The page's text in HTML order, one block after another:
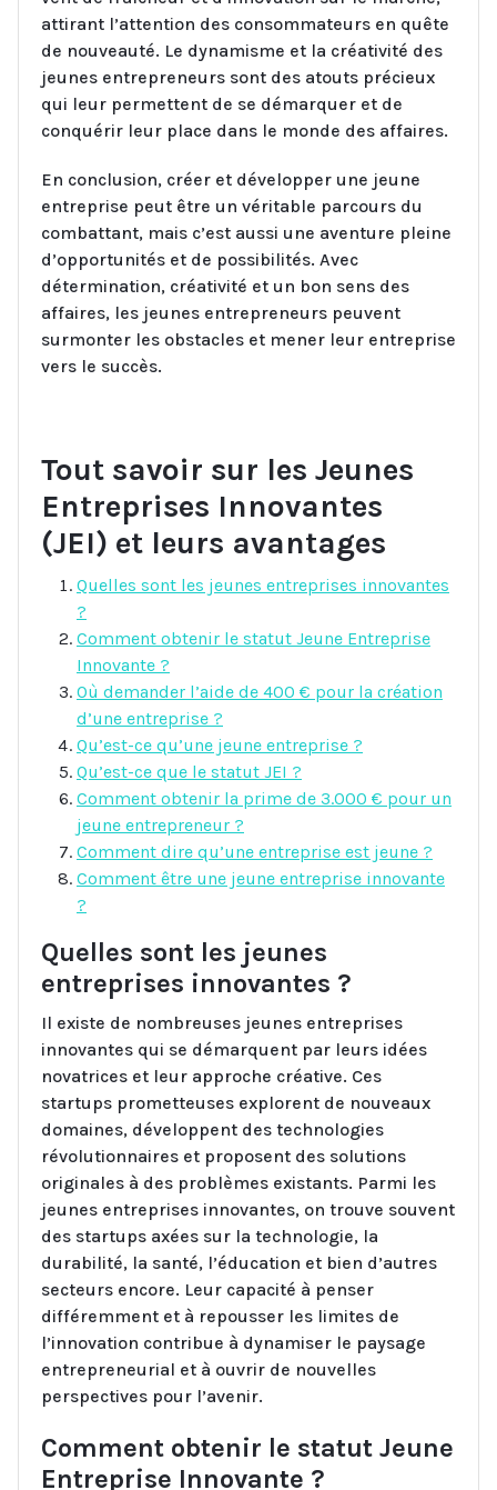
attirant l’attention des consommateurs en quête
de nouveauté. Le dynamisme et la créativité des
jeunes entrepreneurs sont des atouts précieux
qui leur permettent de se démarquer et de
conquérir leur place dans le monde des affaires.
En conclusion, créer et développer une jeune
entreprise peut être un véritable parcours du
combattant, mais c’est aussi une aventure pleine
d’opportunités et de possibilités. Avec
détermination, créativité et un bon sens des
affaires, les jeunes entrepreneurs peuvent
surmonter les obstacles et mener leur entreprise
vers le succès.
Tout savoir sur les Jeunes
Entreprises Innovantes
(JEI) et leurs avantages
Quelles sont les jeunes entreprises innovantes
?
Comment obtenir le statut Jeune Entreprise
Innovante ?
Où demander l’aide de 400 € pour la création
d’une entreprise ?
Qu’est-ce qu’une jeune entreprise ?
Qu’est-ce que le statut JEI ?
Comment obtenir la prime de 3.000 € pour un
jeune entrepreneur ?
Comment dire qu’une entreprise est jeune ?
Comment être une jeune entreprise innovante
?
Quelles sont les jeunes
entreprises innovantes ?
Il existe de nombreuses jeunes entreprises
innovantes qui se démarquent par leurs idées
novatrices et leur approche créative. Ces
startups prometteuses explorent de nouveaux
domaines, développent des technologies
révolutionnaires et proposent des solutions
originales à des problèmes existants. Parmi les
jeunes entreprises innovantes, on trouve souvent
des startups axées sur la technologie, la
durabilité, la santé, l’éducation et bien d’autres
secteurs encore. Leur capacité à penser
différemment et à repousser les limites de
l’innovation contribue à dynamiser le paysage
entrepreneurial et à ouvrir de nouvelles
perspectives pour l’avenir.
Comment obtenir le statut Jeune
Entreprise Innovante ?